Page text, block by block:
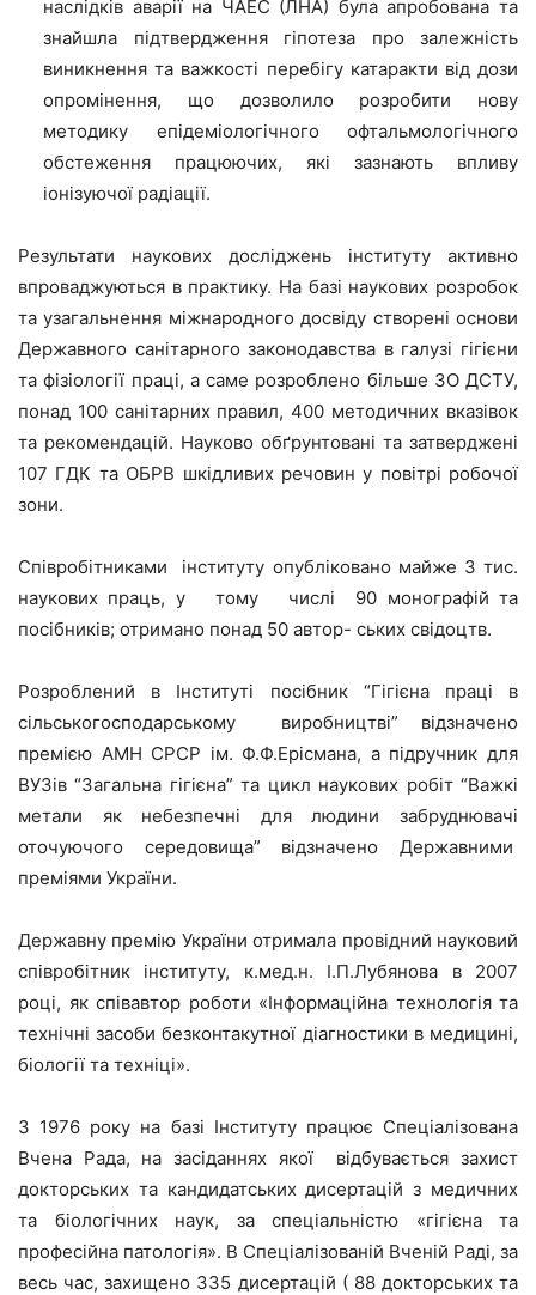
наслідків аварії на ЧАЕС (ЛНА) була апробована та
знайшла підтвердження гіпотеза про залежність
виникнення та важкості перебігу катаракти від дози
опромінення, що дозволило розробити нову
методику епідеміологічного офтальмологічного
обстеження працюючих, які зазнають впливу
іонізуючої радіації.
Результати наукових досліджень інституту активно
впроваджуються в практику. На базі наукових розробок
та узагальнення міжнародного досвіду створені основи
Державного санітарного законодавства в галузі гігієни
та фізіології праці, а саме розроблено більше ЗО ДСТУ,
понад 100 санітарних правил, 400 методичних вказівок
та рекомендацій. Науково обґрунтовані та затверджені
107 ГДК та ОБРВ шкідливих речовин у повітрі робочої
зони.
Співробітниками інституту опубліковано майже 3 тис.
наукових праць, у тому числі 90 монографій та
посібників; отримано понад 50 автор- ських свідоцтв.
Розроблений в Інституті посібник “Гігієна праці в
сільськогосподарському виробництві” відзначено
премією АМН СРСР ім. Ф.Ф.Ерісмана, а підручник для
ВУЗів “Загальна гігієна” та цикл наукових робіт “Важкі
метали як небезпечні для людини забруднювачі
оточуючого середовища” відзначено Державними
преміями України.
Державну премію України отримала провідний науковий
співробітник інституту, к.мед.н. І.П.Лубянова в 2007
році, як співавтор роботи «Інформаційна технологія та
технічні засоби безконтакутної діагностики в медицині,
біології та техніці».
З 1976 року на базі Інституту працює Спеціалізована
Вчена Рада, на засіданнях якої відбувається захист
докторських та кандидатських дисертацій з медичних
та біологічних наук, за спеціальністю «гігієна та
професійна патологія». В Спеціалізованій Вченій Раді, за
весь час, захищено 335 дисертацій ( 88 докторських та